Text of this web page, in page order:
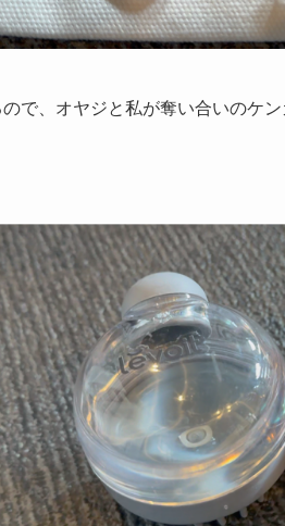
ので、オヤジと私が奪い合いのケ